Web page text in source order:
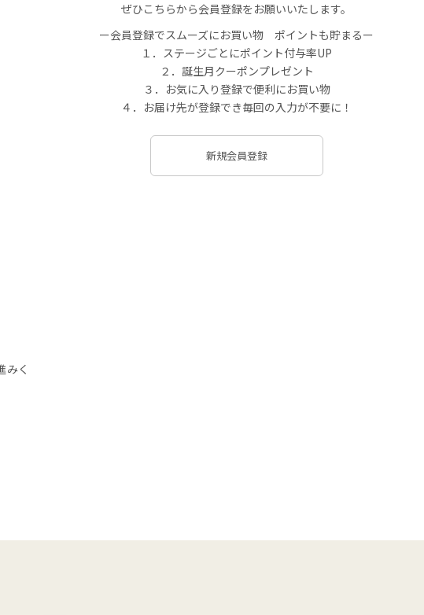
みく
ぜひこちらから会員登録をお願いいたします。
ー会員登録でスムーズにお買い物 ポイントも貯まるー
１．ステージごとにポイント付与率UP
２．誕生月クーポンプレゼント
３．お気に入り登録で便利にお買い物
４．お届け先が登録でき毎回の入力が不要に！
新規会員登録